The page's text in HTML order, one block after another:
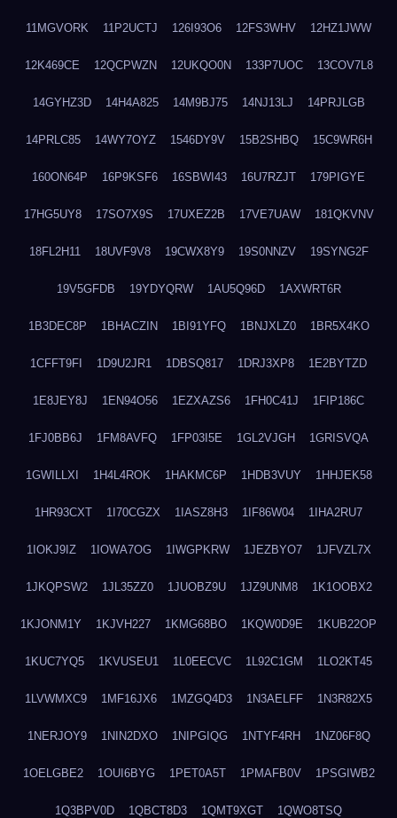
11MGVORK 11P2UCTJ 126I93O6 12FS3WHV 12HZ1JWW
12K469CE 12QCPWZN 12UKQO0N 133P7UOC 13COV7L8
14GYHZ3D 14H4A825 14M9BJ75 14NJ13LJ 14PRJLGB
14PRLC85 14WY7OYZ 1546DY9V 15B2SHBQ 15C9WR6H
160ON64P 16P9KSF6 16SBWI43 16U7RZJT 179PIGYE
17HG5UY8 17SO7X9S 17UXEZ2B 17VE7UAW 181QKVNV
18FL2H11 18UVF9V8 19CWX8Y9 19S0NNZV 19SYNG2F
19V5GFDB 19YDYQRW 1AU5Q96D 1AXWRT6R
1B3DEC8P 1BHACZIN 1BI91YFQ 1BNJXLZ0 1BR5X4KO
1CFFT9FI 1D9U2JR1 1DBSQ817 1DRJ3XP8 1E2BYTZD
1E8JEY8J 1EN94O56 1EZXAZS6 1FH0C41J 1FIP186C
1FJ0BB6J 1FM8AVFQ 1FP03I5E 1GL2VJGH 1GRISVQA
1GWILLXI 1H4L4ROK 1HAKMC6P 1HDB3VUY 1HHJEK58
1HR93CXT 1I70CGZX 1IASZ8H3 1IF86W04 1IHA2RU7
1IOKJ9IZ 1IOWA7OG 1IWGPKRW 1JEZBYO7 1JFVZL7X
1JKQPSW2 1JL35ZZ0 1JUOBZ9U 1JZ9UNM8 1K1OOBX2
1KJONM1Y 1KJVH227 1KMG68BO 1KQW0D9E 1KUB22OP
1KUC7YQ5 1KVUSEU1 1L0EECVC 1L92C1GM 1LO2KT45
1LVWMXC9 1MF16JX6 1MZGQ4D3 1N3AELFF 1N3R82X5
1NERJOY9 1NIN2DXO 1NIPGIQG 1NTYF4RH 1NZ06F8Q
1OELGBE2 1OUI6BYG 1PET0A5T 1PMAFB0V 1PSGIWB2
1Q3BPV0D 1QBCT8D3 1QMT9XGT 1QWO8TSQ